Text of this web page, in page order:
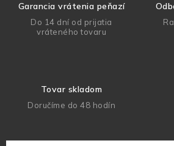
Garancia vrátenia peňazí
Do 14 dní od prijatia
vráteného tovaru
Tovar skladom
Doručíme do 48 hodín